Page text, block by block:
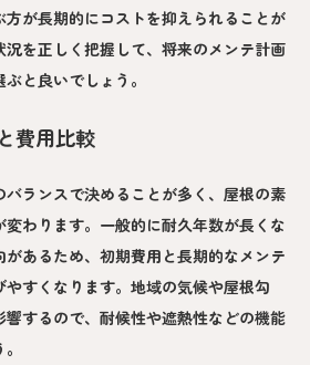
が長期的にコストを抑えられることが
を正しく把握して、将来のメンテ計画
と良いでしょう。
費用比較
ランスで決めることが多く、屋根の素
わります。一般的に耐久年数が長くな
があるため、初期費用と長期的なメンテ
すくなります。地域の気候や屋根勾
するので、耐候性や遮熱性などの機能